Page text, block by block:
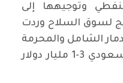
وتوجيهها إلى
لسوق السلاح وردت
الشامل والمحرمة
دولياً حيث باعت للنظام السعودي 3-1 مليار دولار